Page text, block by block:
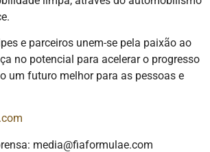
e parceiros unem-se pela paixão ao
no potencial para acelerar o progresso
um futuro melhor para as pessoas e
media@fiaformulae.com